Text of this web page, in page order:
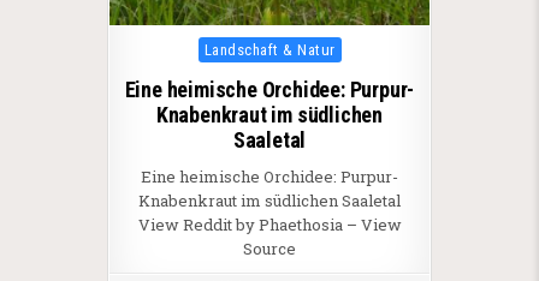
Posted in
Landschaft & Natur
Eine heimische Orchidee: Purpur-
Knabenkraut im südlichen
Saaletal
Eine heimische Orchidee: Purpur-
Knabenkraut im südlichen Saaletal
View Reddit by Phaethosia – View
Source